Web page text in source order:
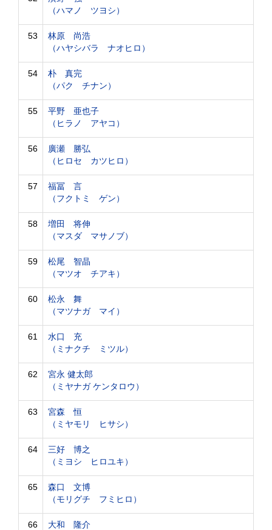
（ハマノ ツヨシ）
53
林原 尚浩
（ハヤシバラ ナオヒロ）
54
朴 真完
（パク チナン）
55
平野 亜也子
（ヒラノ アヤコ）
56
廣瀬 勝弘
（ヒロセ カツヒロ）
57
福冨 言
（フクトミ ゲン）
58
増田 将伸
（マスダ マサノブ）
59
松尾 智晶
（マツオ チアキ）
60
松永 舞
（マツナガ マイ）
61
水口 充
（ミナクチ ミツル）
62
宮永 健太郎
（ミヤナガ ケンタロウ）
63
宮森 恒
（ミヤモリ ヒサシ）
64
三好 博之
（ミヨシ ヒロユキ）
65
森口 文博
（モリグチ フミヒロ）
66
大和 隆介